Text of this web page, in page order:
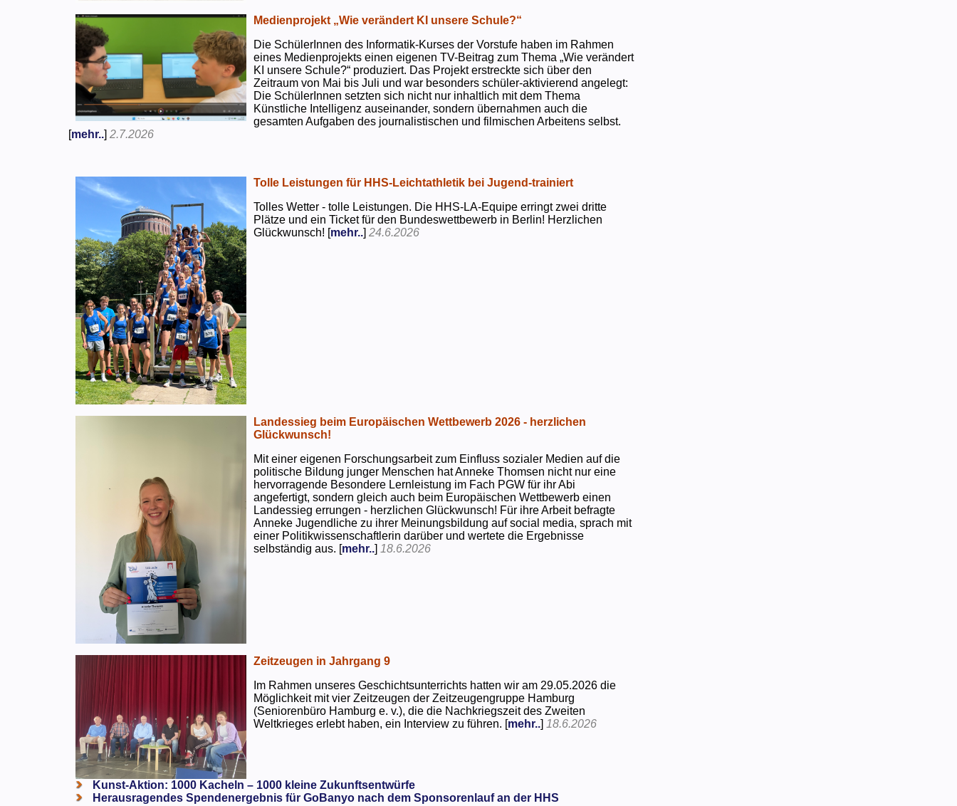
Medienprojekt „Wie verändert KI unsere Schule?“
Die SchülerInnen des Informatik-Kurses der Vorstufe haben im Rahmen
eines Medienprojekts einen eigenen TV-Beitrag zum Thema „Wie verändert
KI unsere Schule?“ produziert. Das Projekt erstreckte sich über den
Zeitraum von Mai bis Juli und war besonders schüler-aktivierend angelegt:
Die SchülerInnen setzten sich nicht nur inhaltlich mit dem Thema
Künstliche Intelligenz auseinander, sondern übernahmen auch die
gesamten Aufgaben des journalistischen und filmischen Arbeitens selbst.
[mehr..]2.7.2026
Tolle Leistungen für HHS-Leichtathletik bei Jugend-trainiert
Tolles Wetter - tolle Leistungen. Die HHS-LA-Equipe erringt zwei dritte
Plätze und ein Ticket für den Bundeswettbewerb in Berlin! Herzlichen
Glückwunsch! [mehr..]24.6.2026
Landessieg beim Europäischen Wettbewerb 2026 - herzlichen
Glückwunsch!
Mit einer eigenen Forschungsarbeit zum Einfluss sozialer Medien auf die
politische Bildung junger Menschen hat Anneke Thomsen nicht nur eine
hervorragende Besondere Lernleistung im Fach PGW für ihr Abi
angefertigt, sondern gleich auch beim Europäischen Wettbewerb einen
Landessieg errungen - herzlichen Glückwunsch! Für ihre Arbeit befragte
Anneke Jugendliche zu ihrer Meinungsbildung auf social media, sprach mit
einer Politikwissenschaftlerin darüber und wertete die Ergebnisse
selbständig aus. [mehr..] 18.6.2026
Zeitzeugen in Jahrgang 9
Im Rahmen unseres Geschichtsunterrichts hatten wir am 29.05.2026 die
Möglichkeit mit vier Zeitzeugen der Zeitzeugengruppe Hamburg
(Seniorenbüro Hamburg e. v.), die die Nachkriegszeit des Zweiten
Weltkrieges erlebt haben, ein Interview zu führen. [mehr..] 18.6.2026
Kunst-Aktion: 1000 Kacheln – 1000 kleine Zukunftsentwürfe
Herausragendes Spendenergebnis für GoBanyo nach dem Sponsorenlauf an der HHS